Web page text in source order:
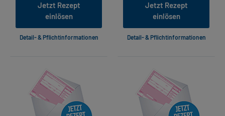
Jetzt Rezept
einlösen
Detail- & Pflichtinformationen
Jetzt Rezept
einlösen
Detail- & Pflichtinformationen